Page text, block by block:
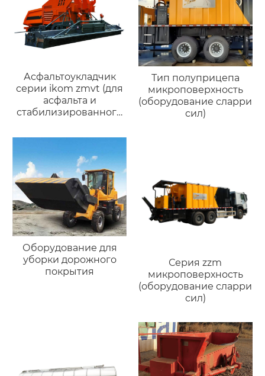
Асфальтоукладчик
серии ikom zmvt (для
асфальта и
стабилизированного
Тип полуприцепа
микроповерхность
(оборудование сларри
сил)
Оборудование для
уборки дорожного
покрытия
Серия zzm
микроповерхность
(оборудование сларри
сил)